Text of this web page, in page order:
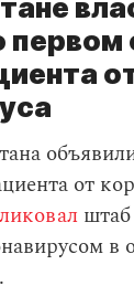
первом
от
в